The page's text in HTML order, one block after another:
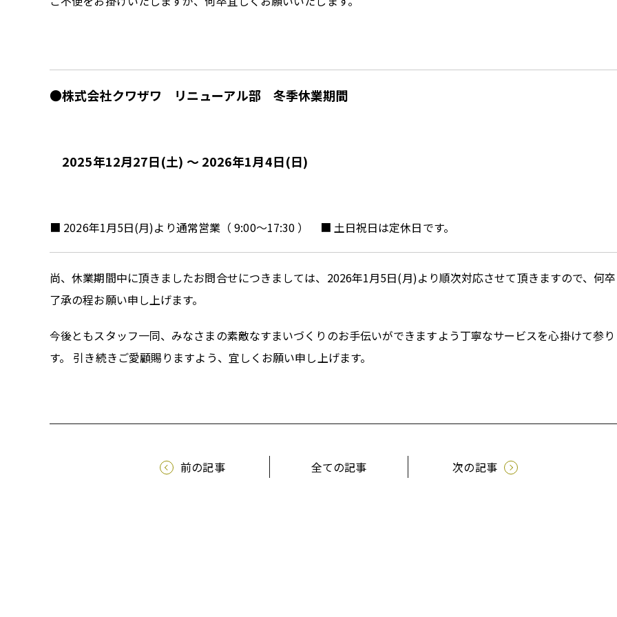
●株式会社クワザワ リニューアル部 冬季休業期間
2025年12月27日(土) ～ 2026年1月4日(日)
■ 2026年1月5日(月)より通常営業（ 9:00～17:30 ） ■ 土日祝日は定休日です。
尚、休業期間中に頂きましたお問合せにつきましては、2026年1月5日(月)より順次対応させて頂きますので、何
了承の程お願い申し上げます。
今後ともスタッフ一同、みなさまの素敵なすまいづくりのお手伝いができますよう丁寧なサービスを心掛けて参
す。 引き続きご愛顧賜りますよう、宜しくお願い申し上げます。
前の記事 全ての記事 次の記事